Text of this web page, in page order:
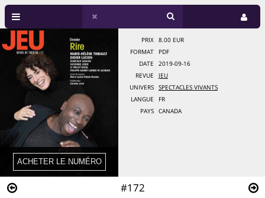
#172
PRIX
8.00 EUR
FORMAT
PDF
DATE
2019-09-16
REVUE
JEU
UNIVERS
SPECTACLES VIVANTS
LANGUE
FR
PAYS
CANADA